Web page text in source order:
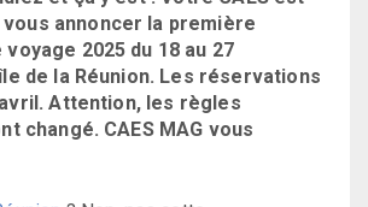
annoncer la première
2025 du 18 au 27
de la Réunion. Les réservations
Attention, les règles
changé. CAES MAG vous